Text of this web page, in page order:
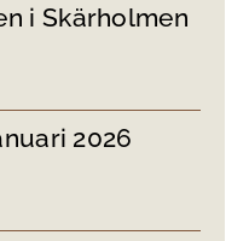
i Skärholmen
2026